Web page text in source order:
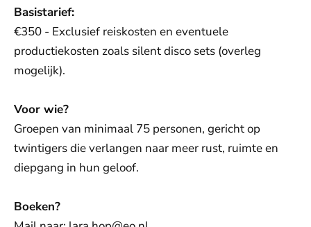
Basistarief:
€350 - Exclusief reiskosten en eventuele
productiekosten zoals silent disco sets (overleg
mogelijk).
Voor wie?
Groepen van minimaal 75 personen, gericht op
twintigers die verlangen naar meer rust, ruimte en
diepgang in hun geloof.
Boeken?